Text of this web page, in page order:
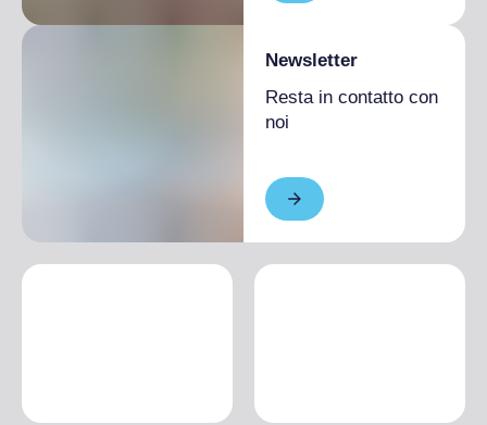
Newsletter
Resta in contatto con
noi